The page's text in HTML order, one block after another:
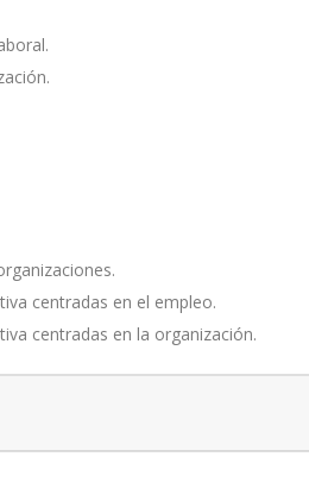
centradas en el empleo.
centradas en la organización.